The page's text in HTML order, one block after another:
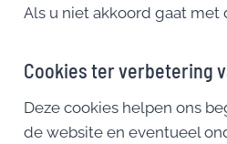
Als u niet akkoord gaat met
Cookies ter verbetering
Deze cookies helpen ons
de website en eventueel